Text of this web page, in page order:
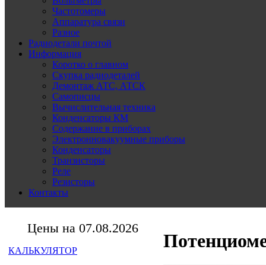
Частотомеры
Аппаратура связи
Разное
Радиодетали почтой
Информация
Коротко о главном
Скупка радиодеталей
Демонтаж АТС, АТСК
Самописцы
Вычислительная техника
Конденсаторы КМ
Содержание в приборах
Электронновакуумные приборы
Конденсаторы
Транзисторы
Реле
Резисторы
Контакты
Цены на 07.08.2026
КАЛЬКУЛЯТОР